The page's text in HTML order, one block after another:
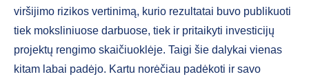
viršijimo rizikos vertinimą, kurio rezultatai buvo publikuoti
tiek moksliniuose darbuose, tiek ir pritaikyti investicijų
projektų rengimo skaičiuoklėje. Taigi šie dalykai vienas
kitam labai padėjo. Kartu norėčiau padėkoti ir savo